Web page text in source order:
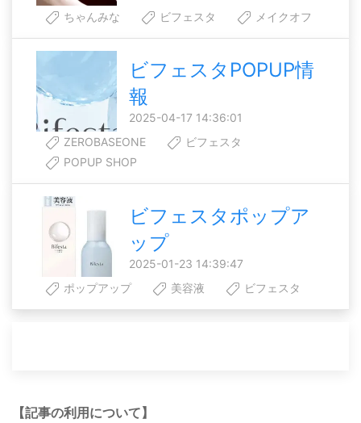
ちゃんみな
ビフェスタ メイクオフ
ビフェスタPOPUP情
報
2025-04-17 14:36:01
ZEROBASEONE
ビフェスタ
POPUP SHOP
ビフェスタポップア
ップ
2025-01-23 14:39:47
ポップアップ
美容液 ビフェスタ
【記事の利用について】